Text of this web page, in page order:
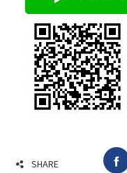
SHARE